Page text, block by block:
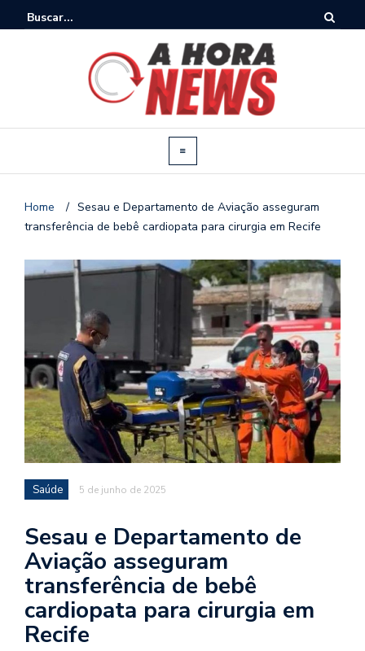
Home / Sesau e Departamento de Aviação asseguram
transferência de bebê cardiopata para cirurgia em Recife
Saúde 5 de junho de 2025
Sesau e Departamento de
Aviação asseguram
transferência de bebê
cardiopata para cirurgia em
Recife